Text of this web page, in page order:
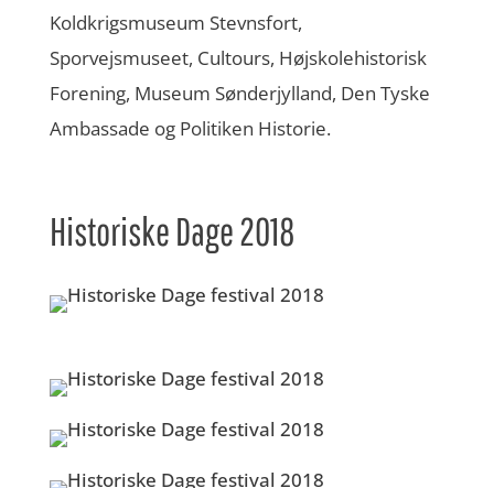
Koldkrigsmuseum Stevnsfort,
Sporvejsmuseet, Cultours, Højskolehistorisk
Forening, Museum Sønderjylland, Den Tyske
Ambassade og Politiken Historie.
Historiske Dage 2018